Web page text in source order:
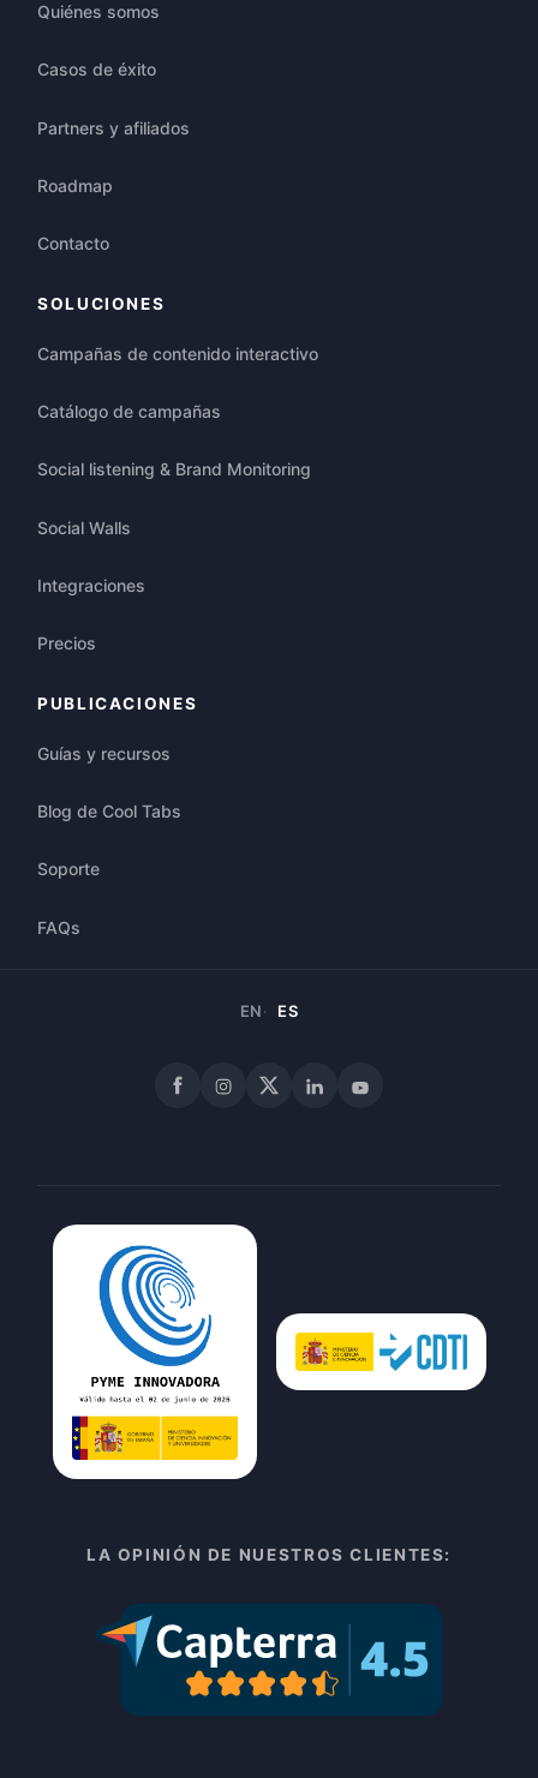
Quiénes somos
Casos de éxito
Partners y afiliados
Roadmap
Contacto
SOLUCIONES
Campañas de contenido interactivo
Catálogo de campañas
Social listening & Brand Monitoring
Social Walls
Integraciones
Precios
PUBLICACIONES
Guías y recursos
Blog de Cool Tabs
Soporte
FAQs
EN ES
FacebookInstagram
X LinkedInYouTube
LA OPINIÓN DE NUESTROS CLIENTES: